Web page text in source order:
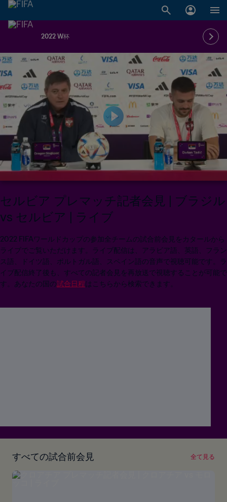
2022 W杯
セルビア プレマッチ記者会見 | ブラジル
vs セルビア | ライブ
2022 FIFAワールドカップの参加全チームの試合前会見をカタールから
ライブでご覧いただけます。ライブ配信は、アラビア語、英語、フラン
ス語、ドイツ語、ポルトガル語、スペイン語の音声で視聴可能です。ラ
イブ配信終了後も、すべての記者会見を再放送で視聴することが可能で
す。あなたの国の試合日程はこちらから検索できます。
すべての試合前会見 全て見る